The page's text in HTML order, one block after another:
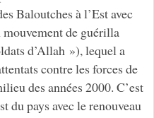
Baloutches à l’Est avec
mouvement de guérilla
d’Allah »), lequel a
contre les forces de
des années 2000. C’est
du pays avec le renouveau